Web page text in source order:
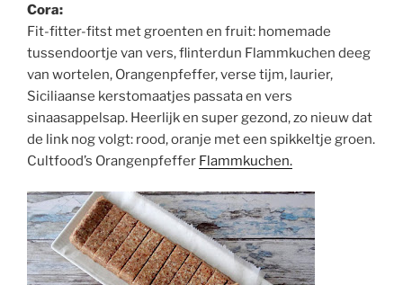
Cora:
Fit-fitter-fitst met groenten en fruit: homemade
tussendoortje van vers, flinterdun Flammkuchen deeg
van wortelen, Orangenpfeffer, verse tijm, laurier,
Siciliaanse kerstomaatjes passata en vers
sinaasappelsap. Heerlijk en super gezond, zo nieuw dat
de link nog volgt: rood, oranje met een spikkeltje groen.
Cultfood’s Orangenpfeffer Flammkuchen.